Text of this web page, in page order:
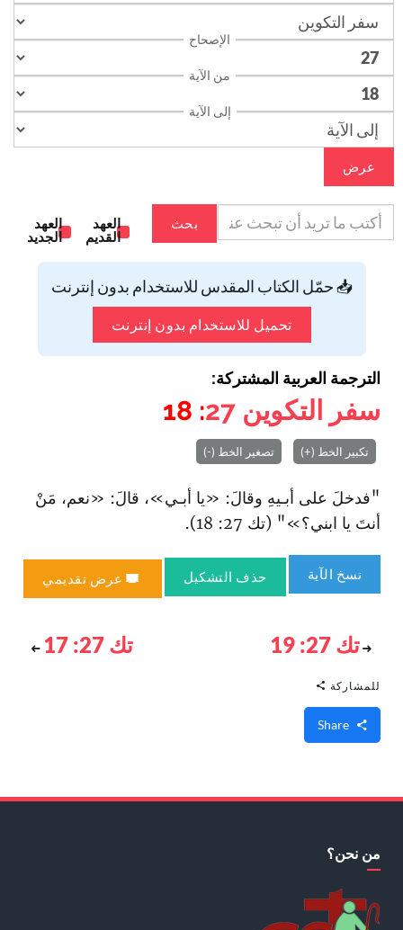
الإصحاح
من الآية
إلى الآية
عرض
بحث
العهد
القديم
العهد
الجديد
📥 حمّل الكتاب المقدس للاستخدام بدون إنترنت
تحميل للاستخدام بدون إنترنت
الترجمة العربية المشتركة:
سفر التكوين 27
: 18
تكبير الخط (+) تصغير الخط (-)
"فدخلَ على أبـيهِ وقالَ: «يا أبـي»، قالَ: «نعم، مَنْ
أنتَ يا ا‏بني؟»" (تك 27: 18).
نسخ الآية حذف التشكيل عرض تقديمي
تك 27: 19 تك 27: 17
للمشاركة
من نحن؟